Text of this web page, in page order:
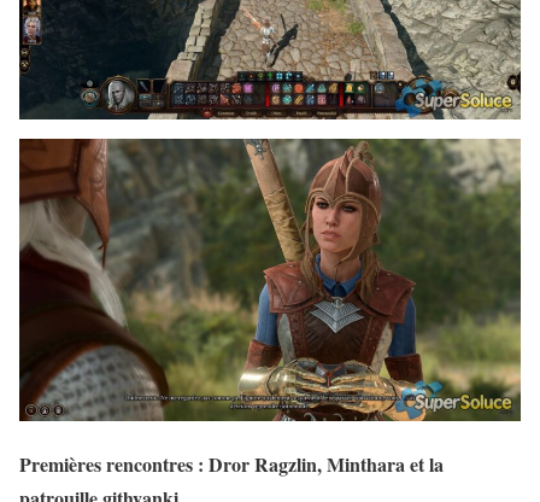
Premières rencontres : Dror Ragzlin, Minthara et la